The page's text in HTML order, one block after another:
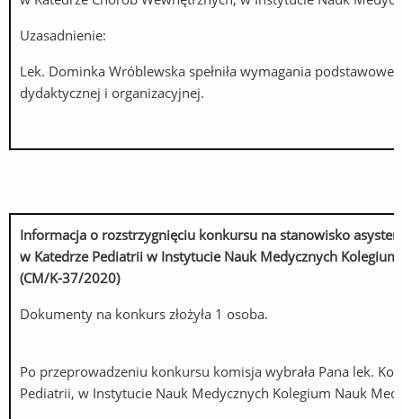
Uzasadnienie:
Lek. Dominka Wróblewska spełniła wymagania
dydaktycznej i organizacyjnej.
Informacja o rozstrzygnięciu konkursu na stanowisko
w Katedrze Pediatrii w Instytucie Nauk Medycznych
(CM/K-37/2020)
Dokumenty na konkurs złożyła 1 osoba.
Po przeprowadzeniu konkursu komisja wybrała Pana lek.
Pediatrii, w Instytucie Nauk Medycznych Kolegium Nauk